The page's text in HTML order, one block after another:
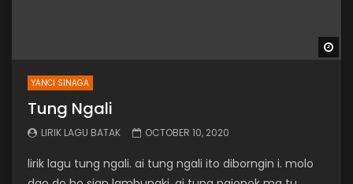
YANCI SINAGA
Tung Ngali
LIRIK LAGU BATAK OCTOBER 10, 2020
lirik lagu tung ngali. ai tung ngali ito diborngin i. molo